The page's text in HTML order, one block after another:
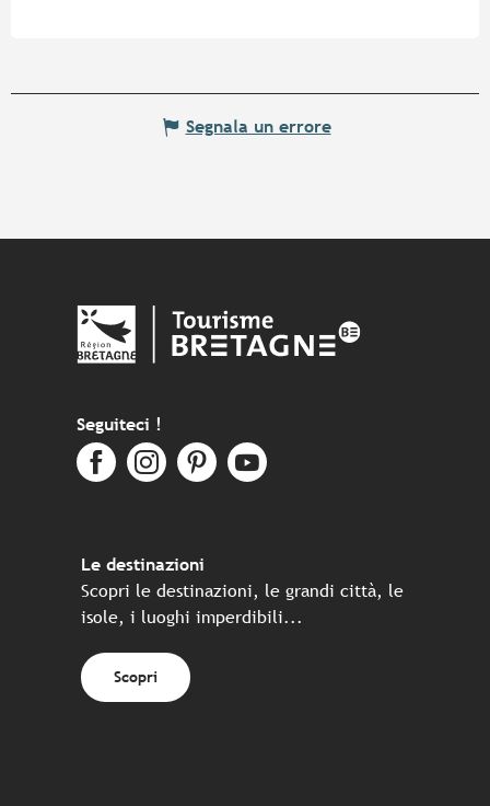
Segnala un errore
Seguiteci !
Le destinazioni
Scopri le destinazioni, le grandi città, le
isole, i luoghi imperdibili...
Scopri